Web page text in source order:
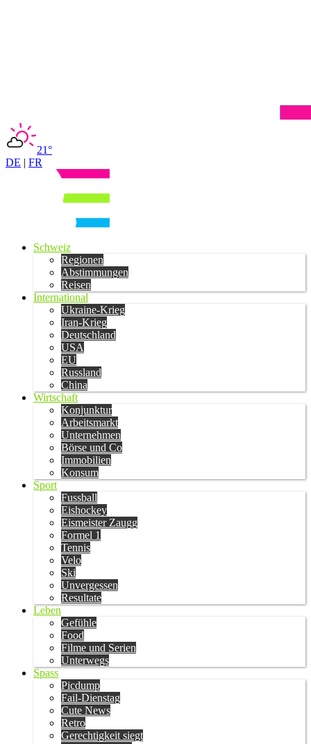
21°
DE | FR
Schweiz
Regionen
Abstimmungen
Reisen
International
Ukraine-Krieg
Iran-Krieg
Deutschland
USA
EU
Russland
China
Wirtschaft
Konjunktur
Arbeitsmarkt
Unternehmen
Börse und Co
Immobilien
Konsum
Sport
Fussball
Eishockey
Eismeister Zaugg
Formel 1
Tennis
Velo
Ski
Unvergessen
Resultate
Leben
Gefühle
Food
Filme und Serien
Unterwegs
Spass
Picdump
Fail-Dienstag
Cute News
Retro
Gerechtigkeit siegt